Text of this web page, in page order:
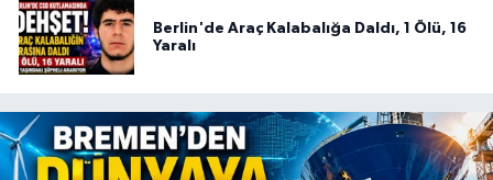
Berlin'de Araç Kalabalığa Daldı, 1 Ölü, 16
Yaralı